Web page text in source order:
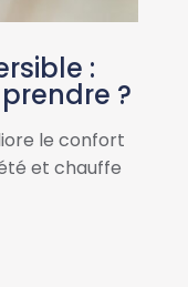
:
?
le confort
et chauffe